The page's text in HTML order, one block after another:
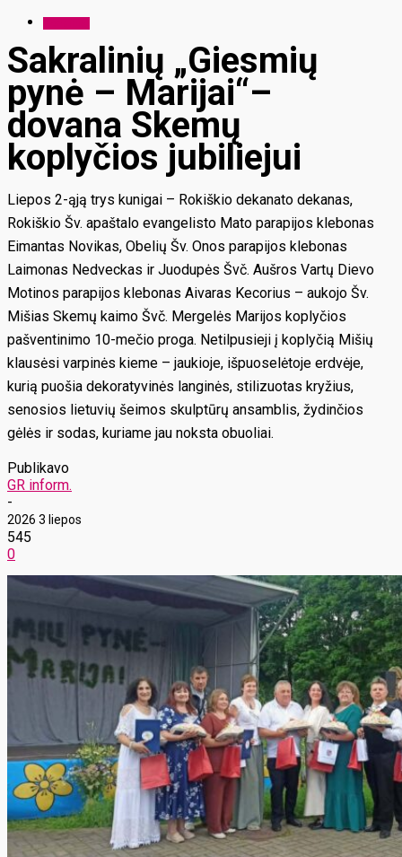
Sakralinių „Giesmių
pynė – Marijai“–
dovana Skemų
koplyčios jubiliejui
Liepos 2-ąją trys kunigai – Rokiškio dekanato dekanas,
Rokiškio Šv. apaštalo evangelisto Mato parapijos klebonas
Eimantas Novikas, Obelių Šv. Onos parapijos klebonas
Laimonas Nedveckas ir Juodupės Švč. Aušros Vartų Dievo
Motinos parapijos klebonas Aivaras Kecorius – aukojo Šv.
Mišias Skemų kaimo Švč. Mergelės Marijos koplyčios
pašventinimo 10-mečio proga. Netilpusieji į koplyčią Mišių
klausėsi varpinės kieme – jaukioje, išpuoselėtoje erdvėje,
kurią puošia dekoratyvinės langinės, stilizuotas kryžius,
senosios lietuvių šeimos skulptūrų ansamblis, žydinčios
gėlės ir sodas, kuriame jau noksta obuoliai.
Publikavo
GR inform.
-
2026 3 liepos
545
0